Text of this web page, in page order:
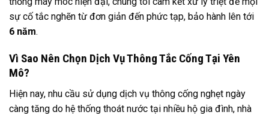
sự cố tắc nghẽn từ đơn giản đến phức tạp, bảo hành lên tới
6 năm.
Vì Sao Nên Chọn Dịch Vụ Thông Tắc Cống Tại Yên
Mô?
Hiện nay, nhu cầu sử dụng dịch vụ thông cống nghẹt ngày
càng tăng do hệ thống thoát nước tại nhiều hộ gia đình, nhà